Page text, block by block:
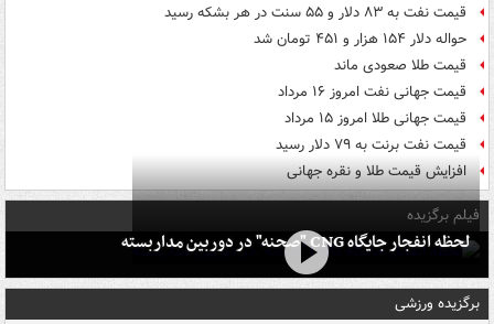
قیمت نفت به ۸۳ دلار و ۵۵ سنت در هر بشکه رسید
حواله دلار ۱۵۴ هزار و ۴۵۱ تومان شد
قیمت طلا صعودی ماند
قیمت جهانی نفت امروز ۱۶ مرداد
قیمت جهانی طلا امروز ۱۵ مرداد
قیمت نفت برنت به ۷۹ دلار رسید
افزایش قیمت طلا و نقره جهانی
فیلم برگزیده
لحظه انفجار جایگاه CNG "صحنه" در دوربین مداربسته
برگزیده ورزشی